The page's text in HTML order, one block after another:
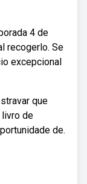
4 de
recogerlo. Se
excepcional
que
livro de
de.